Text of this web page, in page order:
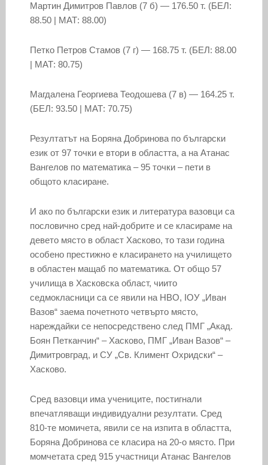
Мартин Димитров Павлов (7 б) — 176.50 т. (БЕЛ:
88.50 | МАТ: 88.00)
Петко Петров Стамов (7 г) — 168.75 т. (БЕЛ: 88.00
| МАТ: 80.75)
Магдалена Георгиева Теодошева (7 в) — 164.25 т.
(БЕЛ: 93.50 | МАТ: 70.75)
Резултатът на Боряна Добринова по български
език от 97 точки е втори в областта, а на Атанас
Вангелов по математика – 95 точки – пети в
общото класиране.
И ако по български език и литература вазовци са
пословично сред най-добрите и се класираме на
девето място в област Хасково, то тази година
особено престижно е класирането на училището
в областен мащаб по математика. От общо 57
училища в Хасковска област, чиито
седмокласници са се явили на НВО, IОУ „Иван
Вазов“ заема почетното четвърто място,
нареждайки се непосредствено след ПМГ „Акад.
Боян Петканчин“ – Хасково, ПМГ „Иван Вазов“ –
Димитровград, и СУ „Св. Климент Охридски“ –
Хасково.
Сред вазовци има учениците, постигнали
впечатляващи индивидуални резултати. Сред
810-те момичета, явили се на изпита в областта,
Боряна Добринова се класира на 20-о място. При
момчетата сред 915 участници Атанас Вангелов